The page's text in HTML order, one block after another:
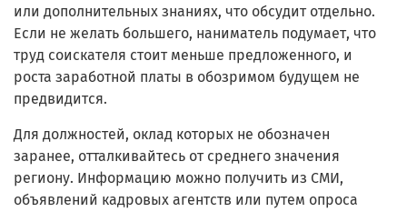
или дополнительных знаниях, что обсудит отдельно.
Если не желать большего, наниматель подумает, что
труд соискателя стоит меньше предложенного, и
роста заработной платы в обозримом будущем не
предвидится.
Для должностей, оклад которых не обозначен
заранее, отталкивайтесь от среднего значения
региону. Информацию можно получить из СМИ,
объявлений кадровых агентств или путем опроса